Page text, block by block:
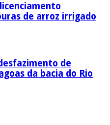
de arroz irrigado
de
da bacia do Rio